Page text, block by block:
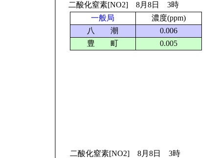
二酸化窒素[NO2] 8月8日 3時
一般局
濃度(ppm)
八 潮
0.006
豊 町
0.005
二酸化窒素[NO2] 8月8日 3時